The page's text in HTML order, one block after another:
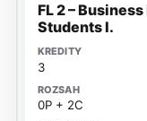
FL 2 –
Students I.
3
0P + 2C